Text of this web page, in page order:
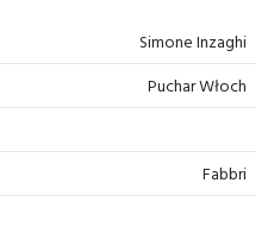
Simone Inzaghi
Puchar Włoch
Fabbri